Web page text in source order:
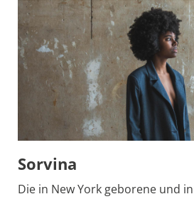
Sorvina
Die in New York geborene und